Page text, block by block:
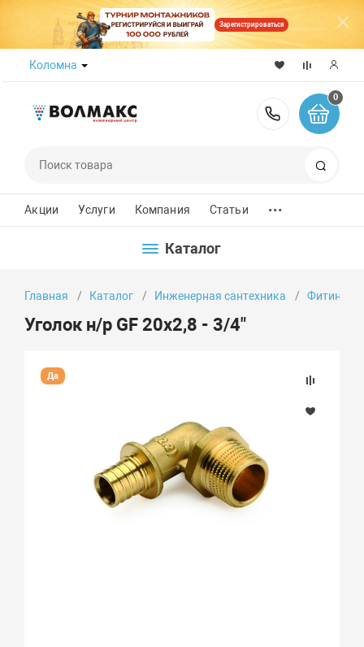
Зарегистрироваться
Коломна
8 (800)
0
Акции Услуги Компания Статьи ...
Каталог
Главная Каталог Инженерная сантехника Фитинги
Уголок н/р GF 20х2,8 - 3/4"
Да